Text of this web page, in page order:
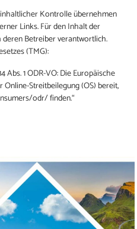
Kontrolle übernehmen
Links. Für den Inhalt der
Betreiber verantwortlich.
(TMG):
Abs. 1 ODR-VO: Die Europäische
Online-Streitbeilegung (OS) bereit,
odr/ finden.“